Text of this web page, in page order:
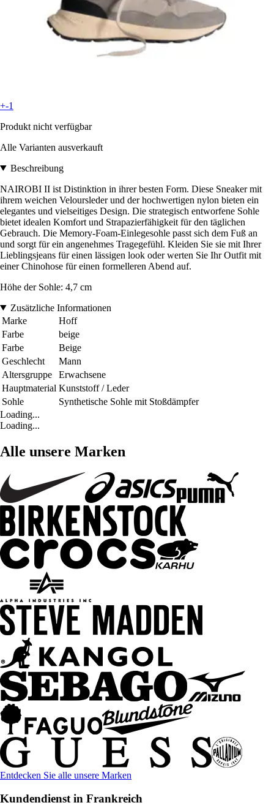
+-1
Produkt nicht verfügbar
Alle Varianten ausverkauft
Beschreibung
NAIROBI II ist Distinktion in ihrer besten Form. Diese Sneaker mit
ihrem weichen Veloursleder und der hochwertigen nylon bieten ein
elegantes und vielseitiges Design. Die strategisch entworfene Sohle
bietet idealen Komfort und Strapazierfähigkeit für den täglichen
Gebrauch. Die Memory-Foam-Einlegesohle passt sich dem Fuß an
und sorgt für ein angenehmes Tragegefühl. Kleiden Sie sie mit Ihrer
Lieblingsjeans für einen lässigen look oder werten Sie Ihr Outfit mit
einer Chinohose für einen formelleren Abend auf.
Höhe der Sohle: 4,7 cm
Zusätzliche Informationen
Marke
Hoff
Farbe
beige
Farbe
Beige
Geschlecht
Mann
Altersgruppe
Erwachsene
Hauptmaterial Kunststoff / Leder
Sohle
Synthetische Sohle mit Stoßdämpfer
Loading...
Loading...
Alle unsere Marken
Entdecken Sie alle unsere Marken
Kundendienst in Frankreich